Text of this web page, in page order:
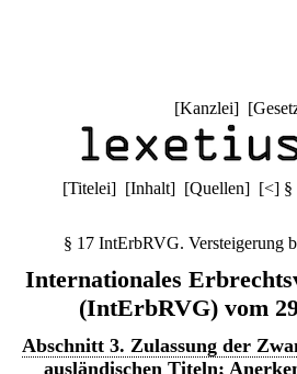
[Kanzlei] [
[Titelei] [Inhalt] [Quellen] [<] §
§ 17 IntErbRVG. Versteigerung
Internationales
(IntErbRVG) vom
Abschnitt 3. Zulassung der
ausländischen Titeln;